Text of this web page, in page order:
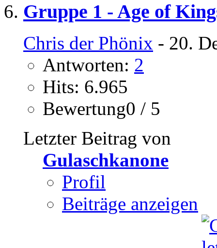
Gruppe 1 - Age of
Chris der Phönix - 20.
Antworten: 2
Hits: 6.965
Bewertung0 / 5
Letzter Beitrag von
Gulaschkanone
Profil
Beiträge anzeigen